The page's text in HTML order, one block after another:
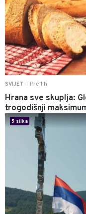
SVIJET Pre 1 h
Hrana sve skuplja:
trogodišnji
5 slika